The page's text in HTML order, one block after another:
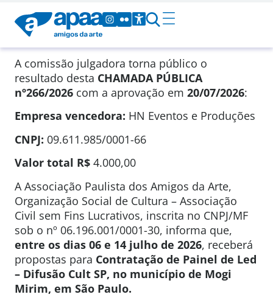
A comissão julgadora torna público o
resultado desta CHAMADA PÚBLICA
nº266/2026 com a aprovação em 20/07/2026:
Empresa vencedora: HN Eventos e Produções
CNPJ: 09.611.985/0001-66
Valor total R$ 4.000,00
A Associação Paulista dos Amigos da Arte,
Organização Social de Cultura – Associação
Civil sem Fins Lucrativos, inscrita no CNPJ/MF
sob o nº 06.196.001/0001-30, informa que,
entre os dias 06 e 14 julho de 2026, receberá
propostas para Contratação de Painel de Led
– Difusão Cult SP, no município de Mogi
Mirim, em São Paulo.